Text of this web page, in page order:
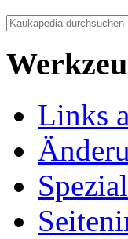
Links